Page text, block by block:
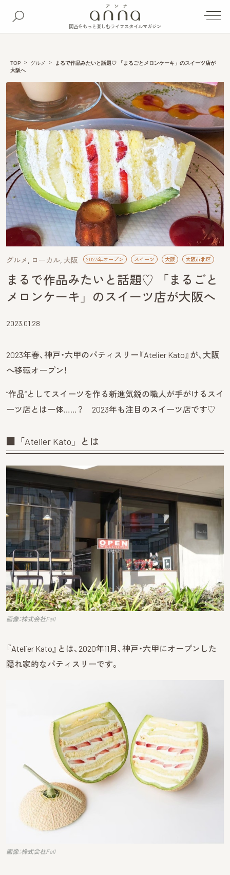
関西をもっと楽しむライフスタイルマガジン
TOP グルメ
まるで作品みたいと話題♡ 「まるごとメロンケーキ」のスイーツ店が
大阪へ
グルメ ローカル 大阪 2023年オープン スイーツ 大阪 大阪市北区
まるで作品みたいと話題♡ 「まるごと
メロンケーキ」のスイーツ店が大阪へ
2023.01.28
2023年春、神戸・六甲のパティスリー『Atelier Kato』が、大阪
へ移転オープン！
“作品”としてスイーツを作る新進気鋭の職人が手がけるスイ
ーツ店とは一体……？ 2023年も注目のスイーツ店です♡
■「Atelier Kato」とは
画像：株式会社Fall
『Atelier Kato』とは、2020年11月、神戸・六甲にオープンした
隠れ家的なパティスリーです。
画像：株式会社Fall